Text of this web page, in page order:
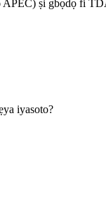
ṣi gbọdọ fi
iyasoto?